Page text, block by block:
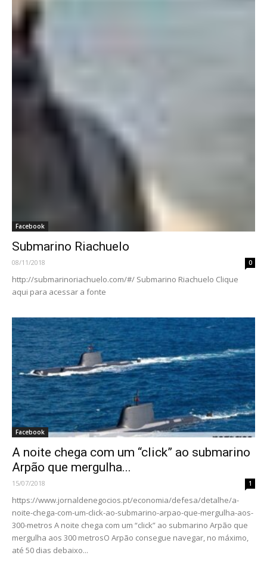
Facebook
Submarino Riachuelo
08/11/2018 0
http://submarinoriachuelo.com/#/ Submarino Riachuelo Clique
aqui para acessar a fonte
Facebook
A noite chega com um “click” ao submarino
Arpão que mergulha...
15/07/2018 1
https://www.jornaldenegocios.pt/economia/defesa/detalhe/a-
noite-chega-com-um-click-ao-submarino-arpao-que-mergulha-aos-
300-metros A noite chega com um “click” ao submarino Arpão que
mergulha aos 300 metrosO Arpão consegue navegar, no máximo,
até 50 dias debaixo...